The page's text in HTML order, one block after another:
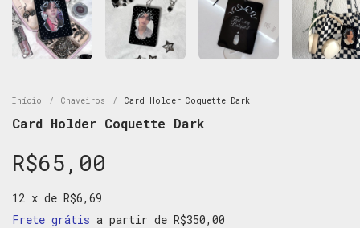
Início / Chaveiros / Card Holder Coquette Dark
Card Holder Coquette Dark
R$65,00
12 x de R$6,69
Frete grátis a partir de R$350,00